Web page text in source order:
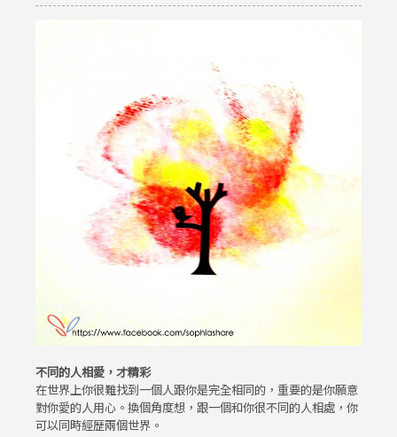
不同的人相愛，才精彩
在世界上你很難找到一個人跟你是完全相同的，重要的是你願意
對你愛的人用心。換個角度想，跟一個和你很不同的人相處，你
可以同時經歷兩個世界。